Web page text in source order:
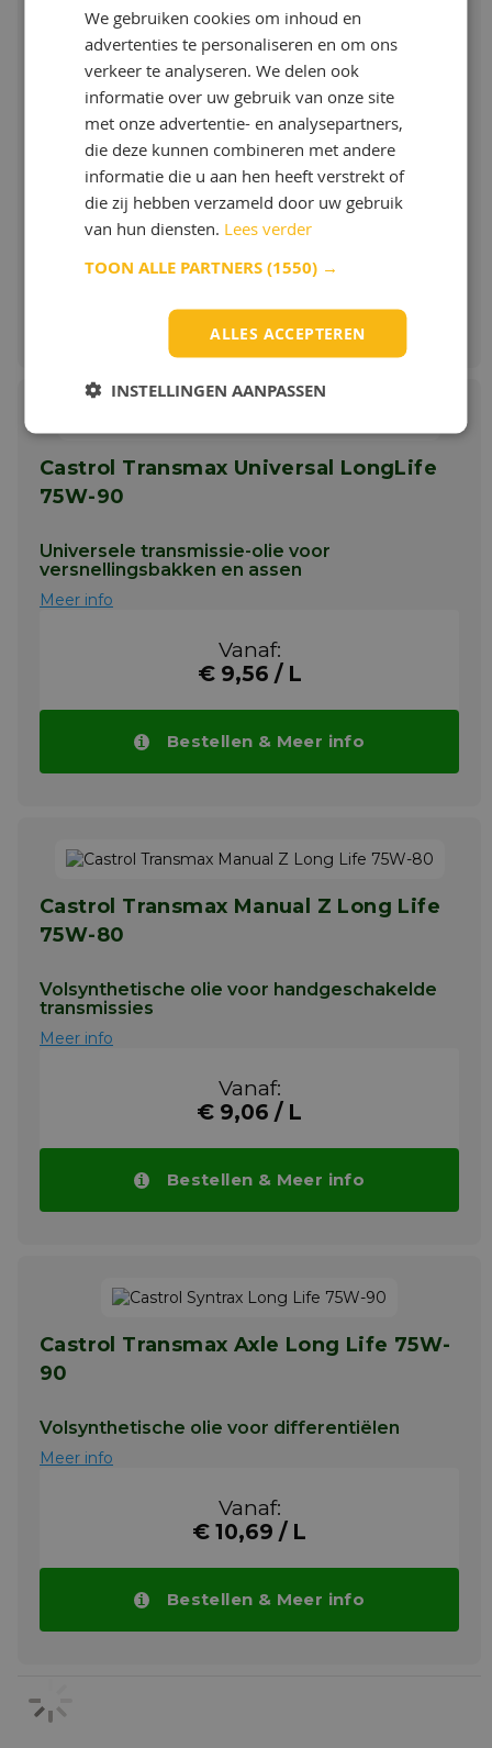
Asvloeistof voor Limited Slip Differentials
Meer info
Vanaf:
€ 11,26 / L
Castrol Transmax Universal LongLife
75W-90
Universele transmissie-olie voor
versnellingsbakken en assen
Meer info
Vanaf:
€ 9,56 / L
Bestellen & Meer info
Castrol Transmax Manual Z Long Life
75W-80
Volsynthetische olie voor handgeschakelde
transmissies
Meer info
Vanaf:
€ 9,06 / L
Bestellen & Meer info
Castrol Transmax Axle Long Life 75W-
90
Volsynthetische olie voor differentiëlen
Meer info
Vanaf:
€ 10,69 / L
Bestellen & Meer info
We gebruiken cookies om inhoud en
advertenties te personaliseren en om ons
verkeer te analyseren. We delen ook
informatie over uw gebruik van onze site
met onze advertentie- en analysepartners,
die deze kunnen combineren met andere
informatie die u aan hen heeft verstrekt of
die zij hebben verzameld door uw gebruik
van hun diensten. Lees verder
TOON ALLE PARTNERS(1550) →
ALLES ACCEPTEREN
INSTELLINGEN AANPASSEN